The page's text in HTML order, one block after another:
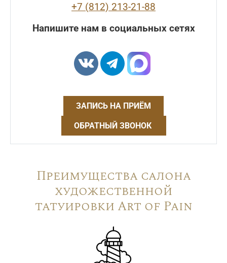
+7 (812) 213-21-88
Напишите нам в социальных сетях
ЗАПИСЬ НА ПРИЁМ
ОБРАТНЫЙ ЗВОНОК
Преимущества салона
художественной
татуировки Art of Pain